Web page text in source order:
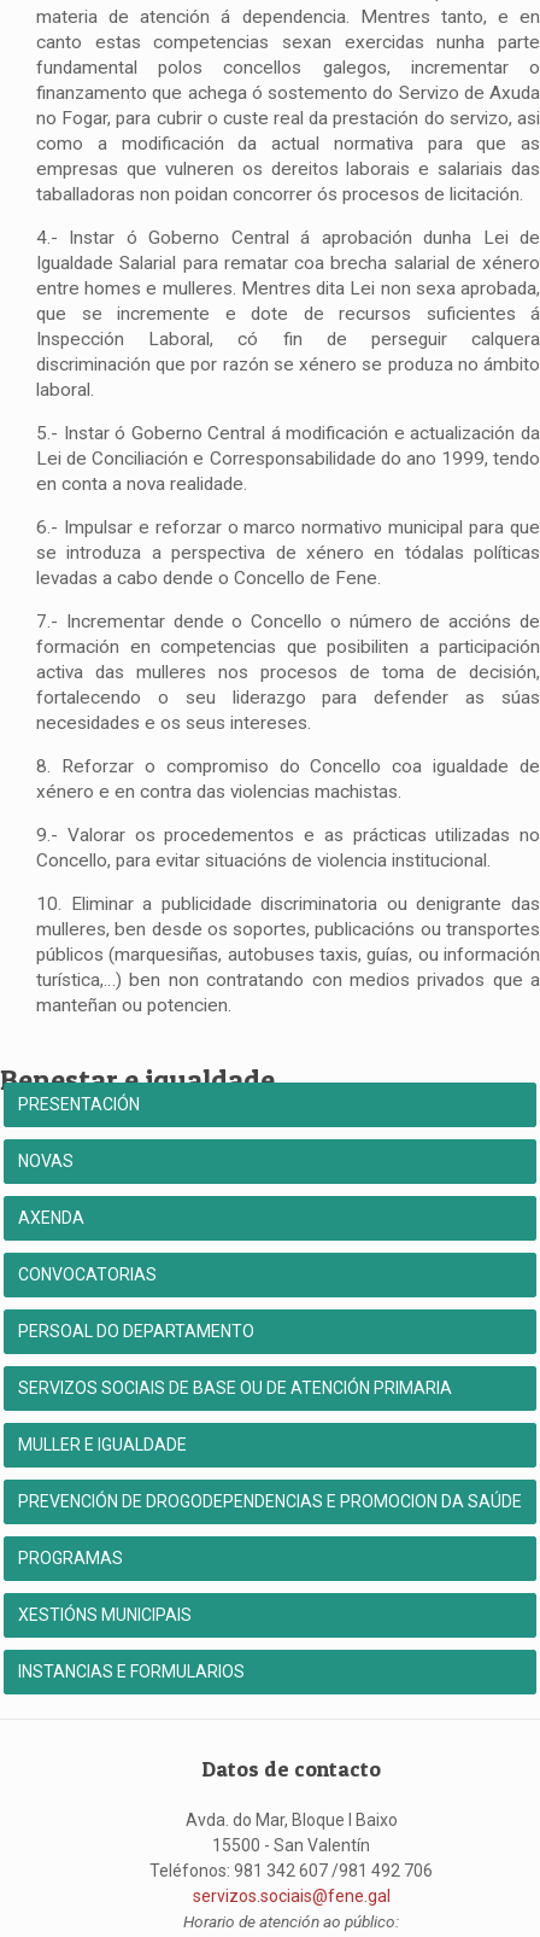
materia de atención á dependencia. Mentres tanto, e en
canto estas competencias sexan exercidas nunha parte
fundamental polos concellos galegos, incrementar o
finanzamento que achega ó sostemento do Servizo de Axuda
no Fogar, para cubrir o custe real da prestación do servizo, asi
como a modificación da actual normativa para que as
empresas que vulneren os dereitos laborais e salariais das
taballadoras non poidan concorrer ós procesos de licitación.
4.- Instar ó Goberno Central á aprobación dunha Lei de
Igualdade Salarial para rematar coa brecha salarial de xénero
entre homes e mulleres. Mentres dita Lei non sexa aprobada,
que se incremente e dote de recursos suficientes á
Inspección Laboral, có fin de perseguir calquera
discriminación que por razón se xénero se produza no ámbito
laboral.
5.- Instar ó Goberno Central á modificación e actualización da
Lei de Conciliación e Corresponsabilidade do ano 1999, tendo
en conta a nova realidade.
6.- Impulsar e reforzar o marco normativo municipal para que
se introduza a perspectiva de xénero en tódalas políticas
levadas a cabo dende o Concello de Fene.
7.- Incrementar dende o Concello o número de accións de
formación en competencias que posibiliten a participación
activa das mulleres nos procesos de toma de decisión,
fortalecendo o seu liderazgo para defender as súas
necesidades e os seus intereses.
8. Reforzar o compromiso do Concello coa igualdade de
xénero e en contra das violencias machistas.
9.- Valorar os procedementos e as prácticas utilizadas no
Concello, para evitar situacións de violencia institucional.
10. Eliminar a publicidade discriminatoria ou denigrante das
mulleres, ben desde os soportes, publicacións ou transportes
públicos (marquesiñas, autobuses taxis, guías, ou información
turística,…) ben non contratando con medios privados que a
manteñan ou potencien.
Benestar e igualdade
PRESENTACIÓN
NOVAS
AXENDA
CONVOCATORIAS
PERSOAL DO DEPARTAMENTO
SERVIZOS SOCIAIS DE BASE OU DE ATENCIÓN PRIMARIA
MULLER E IGUALDADE
PREVENCIÓN DE DROGODEPENDENCIAS E PROMOCION DA SAÚDE
PROGRAMAS
XESTIÓNS MUNICIPAIS
INSTANCIAS E FORMULARIOS
Datos de contacto
Avda. do Mar, Bloque I Baixo
15500 - San Valentín
Teléfonos: 981 342 607 /981 492 706
servizos.sociais@fene.gal
Horario de atención ao público: